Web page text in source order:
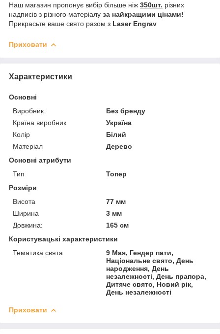
Наш магазин пропонує вибір більше ніж 350шт. різних
надписів з різного матеріалу за найкращими цінами!
Прикрасьте ваше свято разом з Laser Engrav
Приховати
Характеристики
Основні
Виробник
Без бренду
Країна виробник
Україна
Колір
Білий
Матеріал
Дерево
Основні атрибути
Тип
Топер
Розміри
Висота
77 мм
Ширина
3 мм
Довжина:
165 см
Користувацькі характеристики
Тематика свята
9 Мая, Гендер пати,
Національне свято, День
народження, День
незалежності, День прапора,
Дитяче свято, Новий рік,
День незалежності
Приховати